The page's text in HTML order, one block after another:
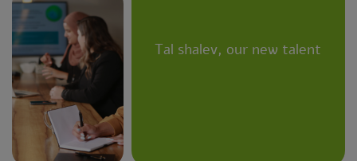
Tal shalev, our new talent